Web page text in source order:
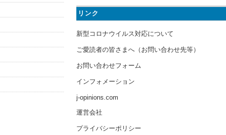
リンク
新型コロナウイルス対応について
ご愛読者の皆さまへ（お問い合わせ先等）
お問い合わせフォーム
インフォメーション
j-opinions.com
運営会社
プライバシーポリシー